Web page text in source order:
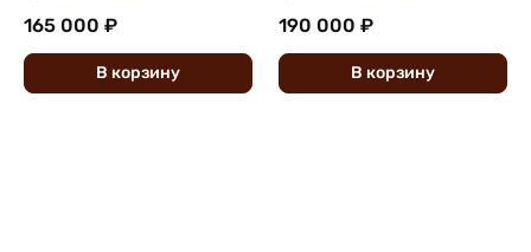
165 000 ₽
В корзину
190 000 ₽
В корзину